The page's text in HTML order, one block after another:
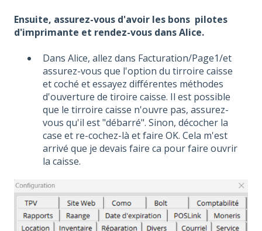
Ensuite, assurez-vous d'avoir les bons pilotes
d'imprimante et rendez-vous dans Alice.
Dans Alice, allez dans Facturation/Page1/et
assurez-vous que l'option du tirroire caisse
et coché et essayez différentes méthodes
d'ouverture de tiroire caisse. Il est possible
que le tirroire caisse n'ouvre pas, assurez-
vous qu'il est "débarré". Sinon, décocher la
case et re-cochez-là et faire OK. Cela m'est
arrivé que je devais faire ca pour faire ouvrir
la caisse.